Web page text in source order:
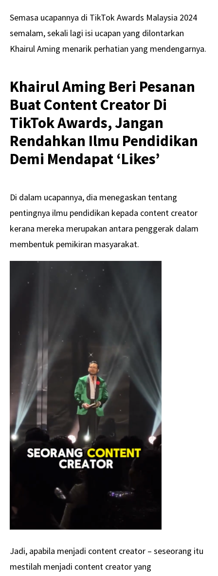
Semasa ucapannya di TikTok Awards Malaysia 2024
semalam, sekali lagi isi ucapan yang dilontarkan
Khairul Aming menarik perhatian yang mendengarnya.
Khairul Aming Beri Pesanan
Buat Content Creator Di
TikTok Awards, Jangan
Rendahkan Ilmu Pendidikan
Demi Mendapat ‘Likes’
Di dalam ucapannya, dia menegaskan tentang
pentingnya ilmu pendidikan kepada content creator
kerana mereka merupakan antara penggerak dalam
membentuk pemikiran masyarakat.
Jadi, apabila menjadi content creator – seseorang itu
mestilah menjadi content creator yang